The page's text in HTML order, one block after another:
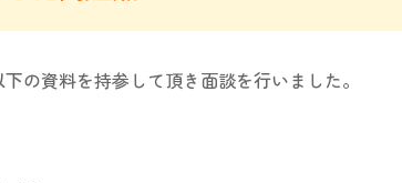
の資料を持参して頂き面談を行いました。